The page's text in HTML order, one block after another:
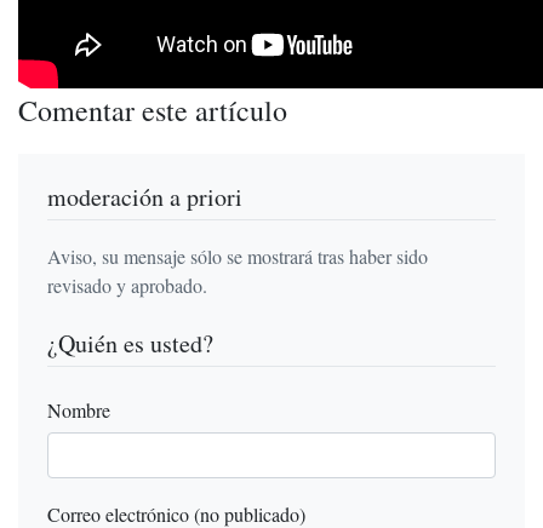
Comentar este artículo
moderación a priori
Aviso, su mensaje sólo se mostrará tras haber sido
revisado y aprobado.
¿Quién es usted?
Nombre
Correo electrónico (no publicado)